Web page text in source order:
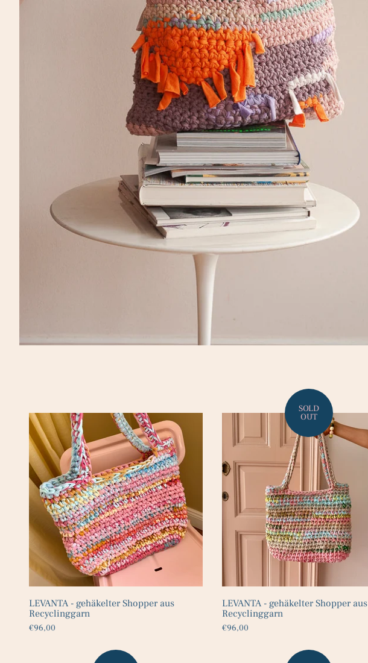
LEVANTA - gehäkelter Shopper aus
Recyclinggarn
€96,00
LEVANTA - gehäkelter Shopper aus
Recyclinggarn
€96,00